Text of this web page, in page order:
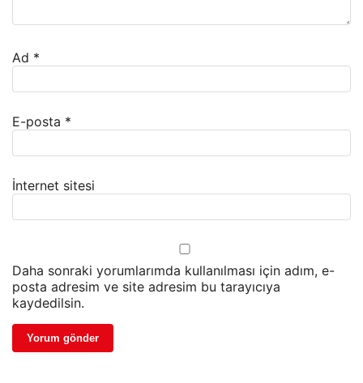
Ad *
E-posta *
İnternet sitesi
Daha sonraki yorumlarımda kullanılması için adım, e-
posta adresim ve site adresim bu tarayıcıya
kaydedilsin.